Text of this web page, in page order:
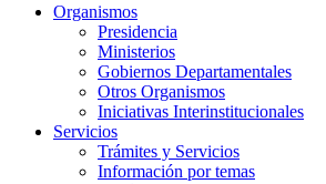
Organismos
Presidencia
Ministerios
Gobiernos Departamentales
Otros Organismos
Iniciativas Interinstitucionales
Servicios
Trámites y Servicios
Información por temas